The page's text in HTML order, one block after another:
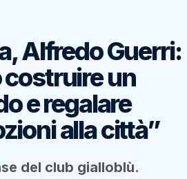
Alfredo Guerri:
costruire un
e regalare
alla città”
del club gialloblù.